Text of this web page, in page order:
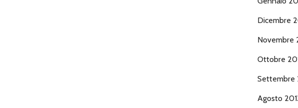
Dicembre
Novembre
Ottobre
Settembre
Agosto